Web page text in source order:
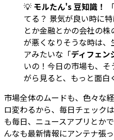
💡 モルたん's 豆知識！ 「
てる？ 景気が良い時に
とか金融とかの会社の
が悪くなりそうな時は
アみたいな「ディフェン
いの！今日の市場も、
がら見ると、もっと面白
市場全体のムードも、色々な
ロ変わるから、毎日チェック
も毎日、ニュースアプリとか
んなも最新情報にアンテナ張